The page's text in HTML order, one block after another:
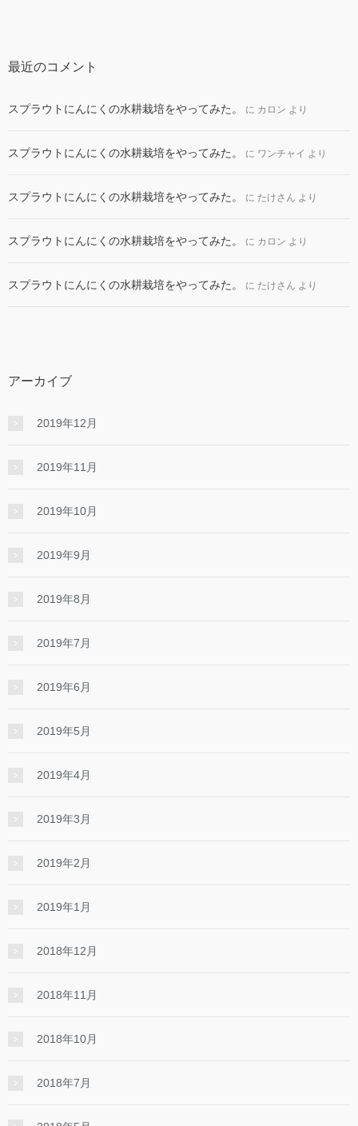
最近のコメント
スプラウトにんにくの水耕栽培をやってみた。 に カロン より
スプラウトにんにくの水耕栽培をやってみた。 に ワンチャイ より
スプラウトにんにくの水耕栽培をやってみた。 に たけさん より
スプラウトにんにくの水耕栽培をやってみた。 に カロン より
スプラウトにんにくの水耕栽培をやってみた。 に たけさん より
アーカイブ
2019年12月
2019年11月
2019年10月
2019年9月
2019年8月
2019年7月
2019年6月
2019年5月
2019年4月
2019年3月
2019年2月
2019年1月
2018年12月
2018年11月
2018年10月
2018年7月